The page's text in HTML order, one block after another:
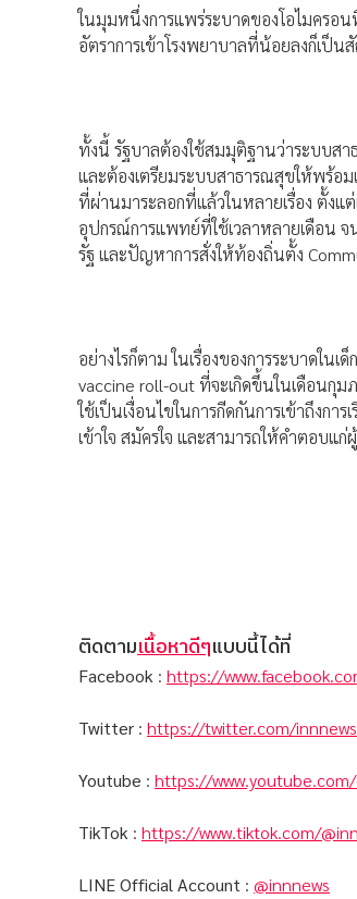
ในมุมหนึ่งการแพร่ระบาดของโอไมครอน
อัตราการเข้าโรงพยาบาลที่น้อยลงก็เป็
ทั้งนี้ รัฐบาลต้องใช้สมมุติฐานว่าระบบสา
และต้องเตรียมระบบสาธารณสุขให้พร้อ
ที่ผ่านมาระลอกที่แล้วในหลายเรื่อง ตั้ง
อุปกรณ์การแพทย์ที่ใช้เวลาหลายเดือน
รัฐ และปัญหาการสั่งให้ท้องถิ่นตั้ง
อย่างไรก็ตาม ในเรื่องของการระบาดใน
vaccine roll-out ที่จะเกิดขึ้นในเดือนกุม
ใช้เป็นเงื่อนไขในการกีดกันการเข้าถึงกา
เข้าใจ สมัครใจ และสามารถให้คำตอบแ
ติดตามเนื้อหาดีๆแบบนี้ได้ที่
Facebook : https://
Twitter : https://twitter.com/innnews
Youtube : https://www.youtube.com/
TikTok : https://www.tiktok.com/
LINE Official Account : @innnews